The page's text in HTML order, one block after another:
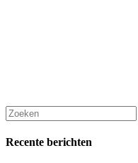
Recente berichten